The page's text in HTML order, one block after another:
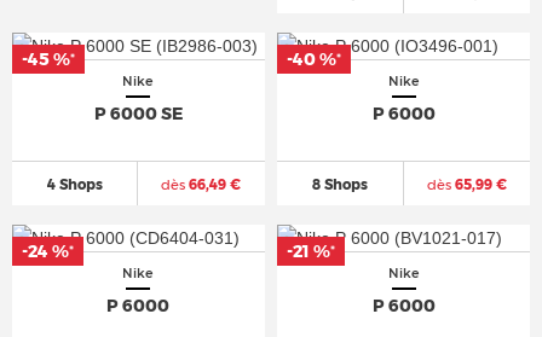
Nike
P 6000 SE
4 Shops dès 66,49 €
-45 %*
Nike
P 6000
8 Shops dès65,99 €
-40 %*
Nike
P 6000
-24 %*
Nike
P 6000
-21 %*